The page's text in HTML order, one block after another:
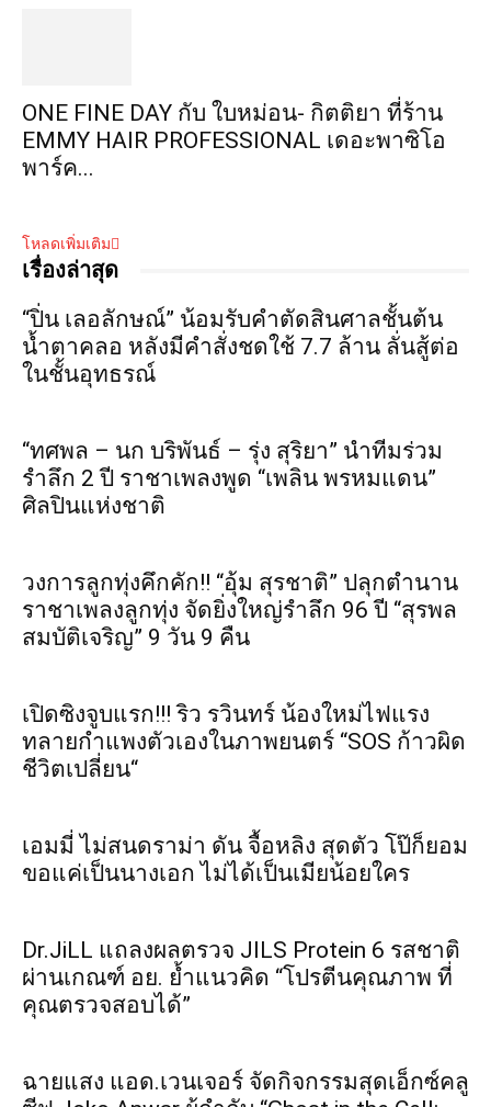
ONE FINE DAY กับ ใบหม่อน- กิตติยา ที่ร้าน
EMMY HAIR PROFESSIONAL เดอะพาซิโอ
พาร์ค...
โหลดเพิ่มเติม
เรื่องล่าสุด
“ปิ่น เลอลักษณ์” น้อมรับคำตัดสินศาลชั้นต้น
น้ำตาคลอ หลังมีคำสั่งชดใช้ 7.7 ล้าน ลั่นสู้ต่อ
ในชั้นอุทธรณ์
“ทศพล – นก บริพันธ์ – รุ่ง สุริยา” นำทีมร่วม
รำลึก 2 ปี ราชาเพลงพูด “เพลิน พรหมแดน”
ศิลปินแห่งชาติ
วงการลูกทุ่งคึกคัก!! “อุ้ม สุรชาติ” ปลุกตำนาน
ราชาเพลงลูกทุ่ง จัดยิ่งใหญ่รำลึก 96 ปี “สุรพล
สมบัติเจริญ” 9 วัน 9 คืน
เปิดซิงจูบแรก!!! ริว รวินทร์ น้องใหม่ไฟแรง
ทลายกำแพงตัวเองในภาพยนตร์ “SOS ก้าวผิด
ชีวิตเปลี่ยน“
เอมมี่ ไม่สนดราม่า ดัน จื้อหลิง สุดตัว โป๊ก็ยอม
ขอแค่เป็นนางเอก ไม่ได้เป็นเมียน้อยใคร
Dr.JiLL แถลงผลตรวจ JILS Protein 6 รสชาติ
ผ่านเกณฑ์ อย. ย้ำแนวคิด “โปรตีนคุณภาพ ที่
คุณตรวจสอบได้”
ฉายแสง แอด.เวนเจอร์ จัดกิจกรรมสุดเอ็กซ์คลู